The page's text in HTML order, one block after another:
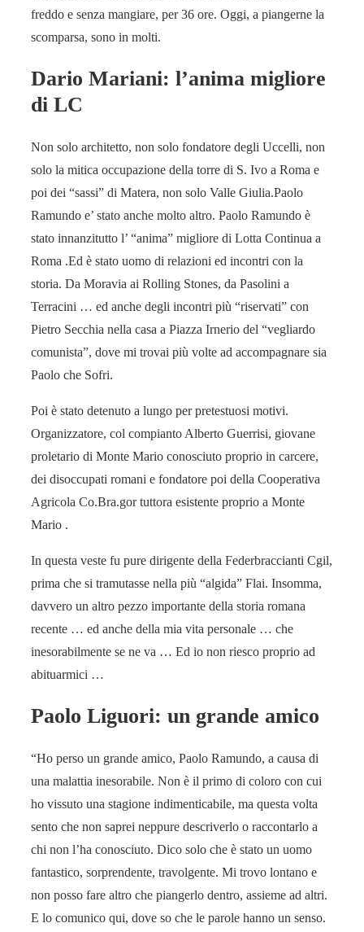
freddo e senza mangiare, per 36 ore. Oggi, a piangerne la
scomparsa, sono in molti.
Dario Mariani: l’anima migliore
di LC
Non solo architetto, non solo fondatore degli Uccelli, non
solo la mitica occupazione della torre di S. Ivo a Roma e
poi dei “sassi” di Matera, non solo Valle Giulia.Paolo
Ramundo e’ stato anche molto altro. Paolo Ramundo è
stato innanzitutto l’ “anima” migliore di Lotta Continua a
Roma .Ed è stato uomo di relazioni ed incontri con la
storia. Da Moravia ai Rolling Stones, da Pasolini a
Terracini … ed anche degli incontri più “riservati” con
Pietro Secchia nella casa a Piazza Irnerio del “vegliardo
comunista”, dove mi trovai più volte ad accompagnare sia
Paolo che Sofri.
Poi è stato detenuto a lungo per pretestuosi motivi.
Organizzatore, col compianto Alberto Guerrisi, giovane
proletario di Monte Mario conosciuto proprio in carcere,
dei disoccupati romani e fondatore poi della Cooperativa
Agricola Co.Bra.gor tuttora esistente proprio a Monte
Mario .
In questa veste fu pure dirigente della Federbraccianti Cgil,
prima che si tramutasse nella più “algida” Flai. Insomma,
davvero un altro pezzo importante della storia romana
recente … ed anche della mia vita personale … che
inesorabilmente se ne va … Ed io non riesco proprio ad
abituarmici …
Paolo Liguori: un grande amico
“Ho perso un grande amico, Paolo Ramundo, a causa di
una malattia inesorabile. Non è il primo di coloro con cui
ho vissuto una stagione indimenticabile, ma questa volta
sento che non saprei neppure descriverlo o raccontarlo a
chi non l’ha conosciuto. Dico solo che è stato un uomo
fantastico, sorprendente, travolgente. Mi trovo lontano e
non posso fare altro che piangerlo dentro, assieme ad altri.
E lo comunico qui, dove so che le parole hanno un senso.